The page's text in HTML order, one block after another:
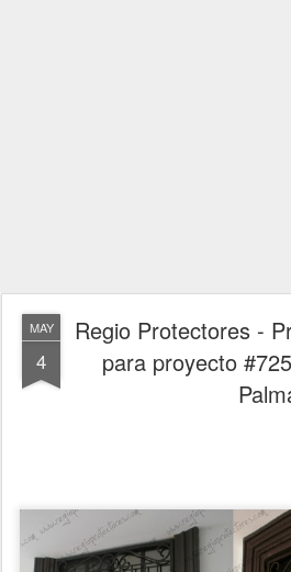
MAY
4
Regio Protectores -
para proyecto